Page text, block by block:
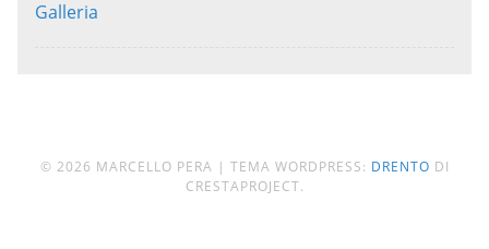
Galleria
© 2026 MARCELLO PERA | TEMA WORDPRESS: DRENTO DI
CRESTAPROJECT.